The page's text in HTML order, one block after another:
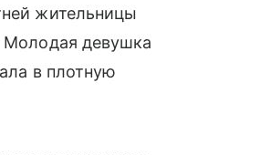
жительницы
Молодая девушка
в плотную